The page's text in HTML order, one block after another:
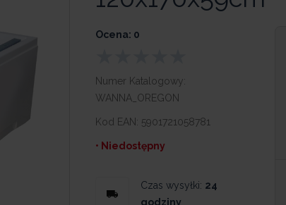
Ocena: 0
Numer Katalogowy:
WANNA_OREGON
Kod EAN: 5901721058781
• Niedostępny
Czas wysyłki: 24
godziny